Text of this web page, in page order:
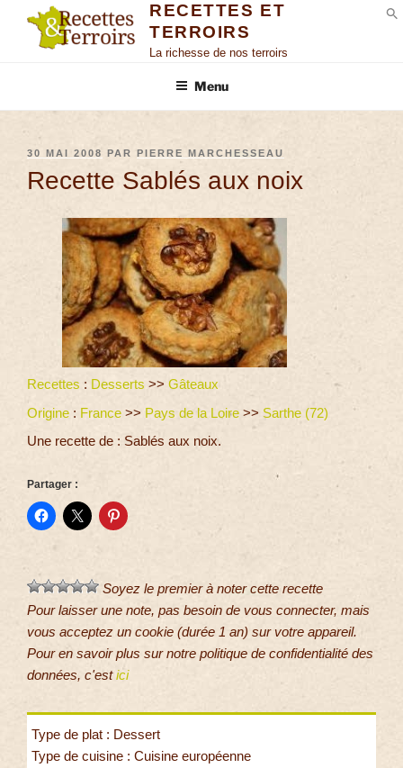
RECETTES ET
TERROIRS
La richesse de nos terroirs
Menu
30 MAI 2008 PAR PIERRE MARCHESSEAU
Recette Sablés aux noix
Recettes : Desserts >> Gâteaux
Origine : France >> Pays de la Loire >> Sarthe (72)
Une recette de : Sablés aux noix.
Partager :
Soyez le premier à noter cette recette
Pour laisser une note, pas besoin de vous connecter, mais
vous acceptez un cookie (durée 1 an) sur votre appareil.
Pour en savoir plus sur notre politique de confidentialité des
données, c'estici
Type de plat : Dessert
Type de cuisine : Cuisine européenne